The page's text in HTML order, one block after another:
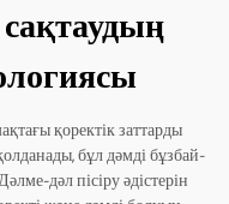
қоректік заттарды
бұл дәмді бұзбай-
дәл пісіру әдістерін